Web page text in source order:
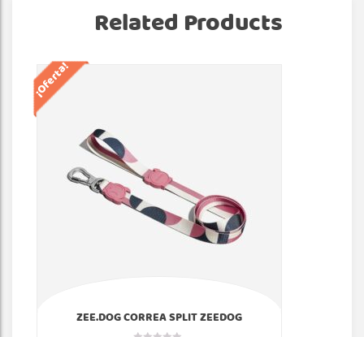
Related Products
¡Oferta!
ZEE.DOG CORREA SPLIT ZEEDOG